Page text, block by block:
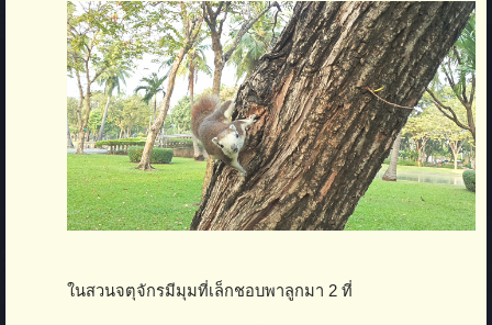
ในสวนจตุจักรมีมุมที่เล็กชอบพาลูกมา 2 ที่